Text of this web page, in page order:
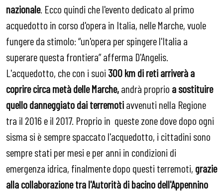
nazionale. Ecco quindi che l'evento dedicato al primo
acquedotto in corso d'opera in Italia, nelle Marche, vuole
fungere da stimolo: “un'opera per spingere l'Italia a
superare questa frontiera” afferma D'Angelis.
L'acquedotto, che con i suoi 300 km di reti arriverà a
coprire circa metà delle Marche,andrà proprio a sostituire
quello danneggiato dai terremotiavvenuti nella Regione
tra il 2016 e il 2017. Proprio in queste zone dove dopo ogni
sisma si è sempre spaccato l'acquedotto, i cittadini sono
sempre stati per mesi e per anni in condizioni di
emergenza idrica, finalmente dopo questi terremoti, grazie
alla collaborazione tra l'Autorità di bacino dell'Appennino